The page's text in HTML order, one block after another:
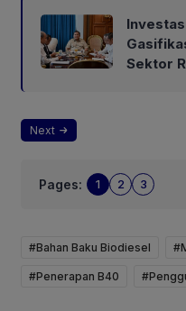
Sektor
Next
Pages: 1 2 3
#Bahan Baku Biodiesel
#Penerapan B40